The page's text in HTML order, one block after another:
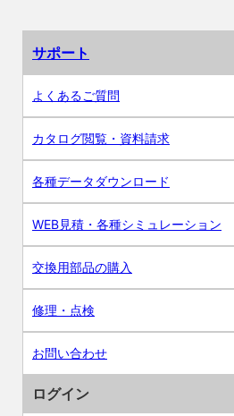
サポート
よくあるご質問
カタログ閲覧・資料請求
各種データダウンロード
WEB見積・各種シミュレーション
交換用部品の購入
修理・点検
お問い合わせ
ログイン